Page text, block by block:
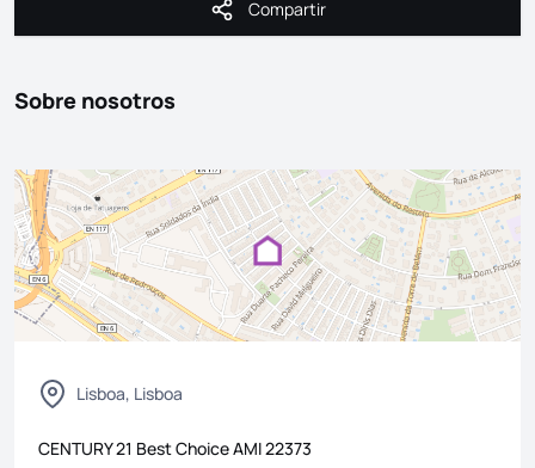
Compartir
Compartir
Sobre nosotros
Lisboa, Lisboa
CENTURY 21 Best ChoiceAMI22373